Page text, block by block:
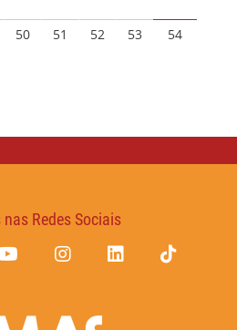
50 51 52 53 54
nas Redes Sociais